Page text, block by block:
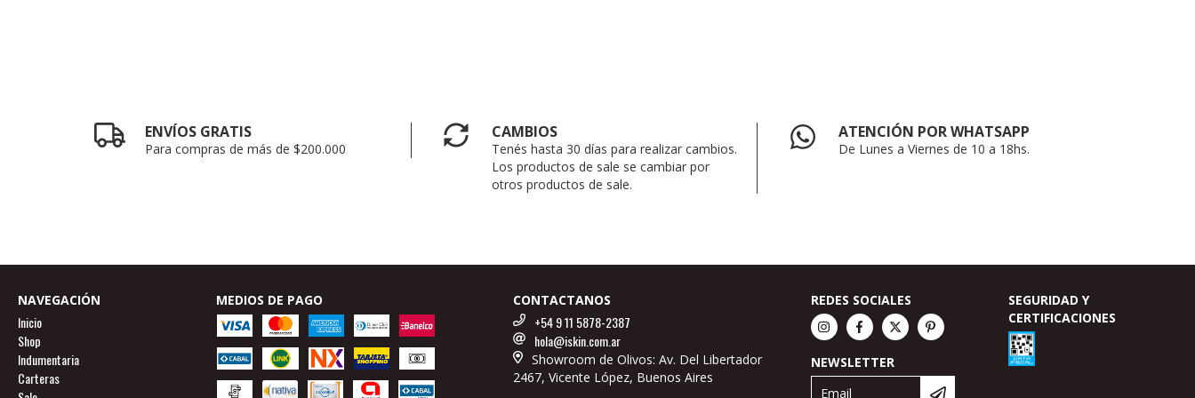
ENVÍOS GRATIS
Para compras de más de $200.000
CAMBIOS
Tenés hasta 30 días para realizar cambios.
Los productos de sale se cambiar por
otros productos de sale.
ATENCIÓN POR WHATSAPP
De Lunes a Viernes de 10 a 18hs.
NAVEGACIÓN
Inicio
Shop
Indumentaria
Carteras
MEDIOS DE PAGO CONTACTANOS
+54 9 11 5878-2387
hola@iskin.com.ar
Showroom de Olivos: Av. Del Libertador
2467, Vicente López, Buenos Aires
REDES SOCIALES
NEWSLETTER
SEGURIDAD Y
CERTIFICACIONES